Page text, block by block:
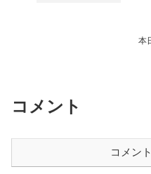
本
コメント
コメン